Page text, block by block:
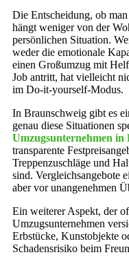
Die Entscheidung, ob
hängt weniger von der
persönlichen Situation.
weder die emotionale
einen Großumzug mit
Job antritt, hat vielleicht
im Do-it-yourself-Modus.
In Braunschweig gibt es
genau diese Situationen
Umzugsunternehmen in
transparente
Treppenzuschläge und
sind. Vergleichsangebote
aber vor unangenehmen
Ein weiterer Aspekt, der
Umzugsunternehmen
Erbstücke, Kunstobjekte
Schadensrisiko beim